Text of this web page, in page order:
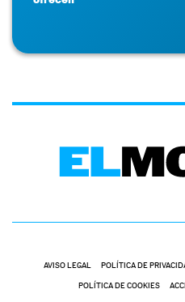
AVISO LEGAL POLÍTICA DE
POLÍTICA DE COOKIES